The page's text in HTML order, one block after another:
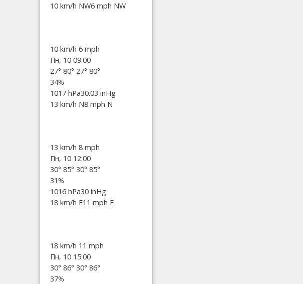
10 km/h NW6 mph NW
10 km/h 6 mph
Пн, 10 09:00
27° 80° 27° 80°
34%
1017 hPa30.03 inHg
13 km/h N8 mph N
13 km/h 8 mph
Пн, 10 12:00
30° 85° 30° 85°
31%
1016 hPa30 inHg
18 km/h E11 mph E
18 km/h 11 mph
Пн, 10 15:00
30° 86° 30° 86°
37%